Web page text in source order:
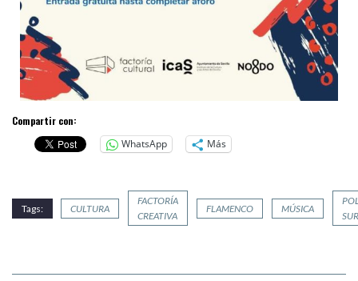
Compartir con:
WhatsApp
Más
Tags: CULTURA
FACTORÍA
CREATIVA
FLAMENCO MÚSICA
SUR